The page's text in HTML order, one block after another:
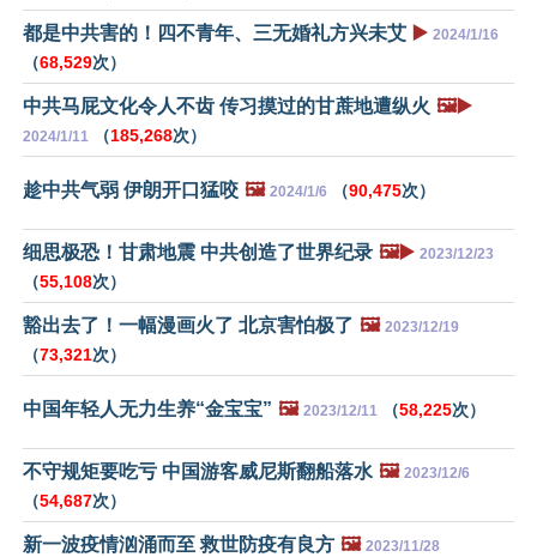
都是中共害的！四不青年、三无婚礼方兴未艾 ▶️ 2024/1/16
（68,529次）
中共马屁文化令人不齿 传习摸过的甘蔗地遭纵火 🖼️▶️
2024/1/11 （185,268次）
趁中共气弱 伊朗开口猛咬 🖼️ 2024/1/6 （90,475次）
细思极恐！甘肃地震 中共创造了世界纪录 🖼️▶️ 2023/12/23
（55,108次）
豁出去了！一幅漫画火了 北京害怕极了 🖼️ 2023/12/19
（73,321次）
中国年轻人无力生养“金宝宝” 🖼️ 2023/12/11 （58,225次）
不守规矩要吃亏 中国游客威尼斯翻船落水 🖼️ 2023/12/6
（54,687次）
新一波疫情汹涌而至 救世防疫有良方 🖼️ 2023/11/28